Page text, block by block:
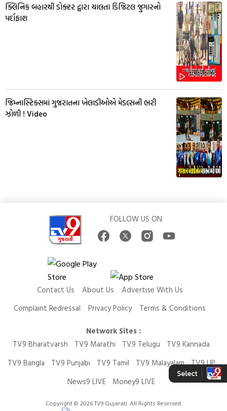
ક્લિનિક બહારથી ડોક્ટર દ્વારા ચાલતા ડિજિટલ જુગારનો
પર્દાફાશ
જિમ્નાસ્ટિક્સમાં ગુજરાતના ખેલાડીઓએ મેડલ્સની ભરી
ઝોળી ! Video
FOLLOW US ON
Contact Us About Us
Advertise With Us
Complaint Redressal
Privacy Policy
Terms & Conditions
Network Sites :
TV9 Bharatvarsh
TV9 Marathi TV9 Telugu
TV9 Kannada
TV9 Bangla
TV9 Punjabi TV9 Tamil TV9 Malayalam TV9 UP
News9 LIVE
Money9 LIVE
Copyright © 2026 TV9 Gujarati. All Rights Reserved.